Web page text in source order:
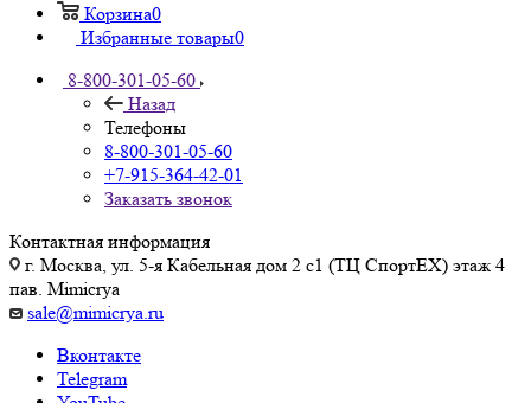
Корзина0
Избранные товары0
8-800-301-05-60
Назад
Телефоны
8-800-301-05-60
+7-915-364-42-01
Заказать звонок
Контактная информация
г. Москва, ул. 5-я Кабельная дом 2 с1 (ТЦ СпортEX) этаж 4
пав. Mimicrya
sale@mimicrya.ru
Вконтакте
Telegram